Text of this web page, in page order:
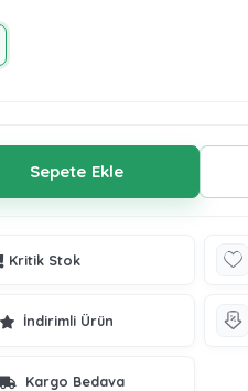
Kritik Stok
İndirimli Ürün
Kargo Bedava